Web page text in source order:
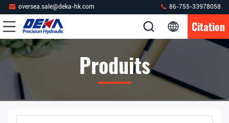
oversea.sale@deka-hk.com 86-755-33978058
Citation
Produits